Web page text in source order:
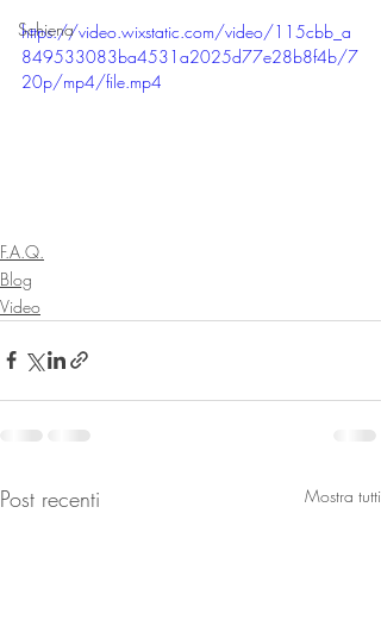
Schiena
https://video.wixstatic.com/video/115cbb_a
849533083ba4531a2025d77e28b8f4b/7
20p/mp4/file.mp4
F.A.Q.
Blog
Video
Post recenti Mostra tutti